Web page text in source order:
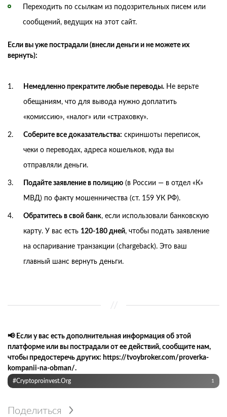
Переходить по ссылкам из подозрительных писем или
сообщений, ведущих на этот сайт.
Если вы уже пострадали (внесли деньги и не можете их
вернуть):
Немедленно прекратите любые переводы. Не верьте
обещаниям, что для вывода нужно доплатить
«комиссию», «налог» или «страховку».
Соберите все доказательства: скриншоты переписок,
чеки о переводах, адреса кошельков, куда вы
отправляли деньги.
Подайте заявление в полицию (в России — в отдел «К»
МВД) по факту мошенничества (ст. 159 УК РФ).
Обратитесь в свой банк, если использовали банковскую
карту. У вас есть 120-180 дней, чтобы подать заявление
на оспаривание транзакции (chargeback). Это ваш
главный шанс вернуть деньги.
📢 Если у вас есть дополнительная информация об этой
платформе или вы пострадали от ее действий, сообщите нам,
чтобы предостеречь других: https://tvoybroker.com/proverka-
kompanii-na-obman/.
#cryptoproinvest.org 1
Поделиться